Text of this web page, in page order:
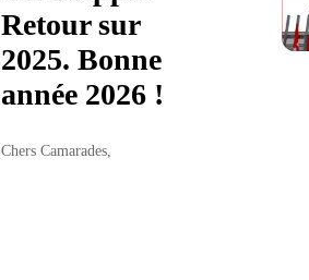
Retour sur
2025. Bonne
année 2026 !
Chers Camarades,